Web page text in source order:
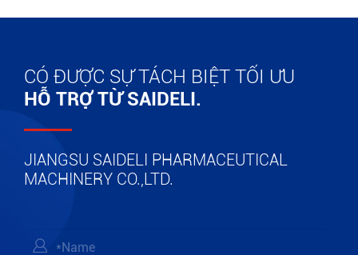
CÓ ĐƯỢC SỰ TÁCH BIỆT TỐI ƯU
HỖ TRỢ TỪ SAIDELI.
JIANGSU SAIDELI PHARMACEUTICAL
MACHINERY CO.,LTD.
